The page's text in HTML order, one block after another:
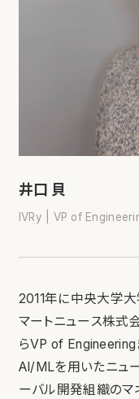
井口 貝
IVRy | VP of
2011年に中央大学
マートニュース株式
らVP of Engineering
AI/MLを用いたニュ
ーバル開発組織のマ